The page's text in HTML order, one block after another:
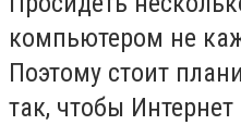
компьютером не
Поэтому стоит
так, чтобы